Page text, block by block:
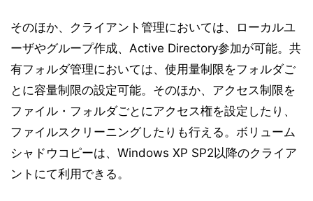
そのほか、クライアント管理においては、ローカルユ
ーザやグループ作成、Active Directory参加が可能。共
有フォルダ管理においては、使用量制限をフォルダご
とに容量制限の設定可能。そのほか、アクセス制限を
ファイル・フォルダごとにアクセス権を設定したり、
ファイルスクリーニングしたりも行える。ボリューム
シャドウコピーは、Windows XP SP2以降のクライア
ントにて利用できる。